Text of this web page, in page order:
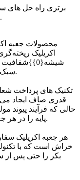
برتری راه حل های
برتری در مواد، صنایع دستی و نوآوری است.
محصولات جعبه
اکریلیک
سبک‌تر و 17 برابر ضربه{3}}مقاوم هستند.
قدری صاف ایجاد می
حالی که فرآیند پیوند
پایه را در هر جعبه اکریلیک سفارشی تضمین می کند.
خراش است که با
بکر را حتی پس از